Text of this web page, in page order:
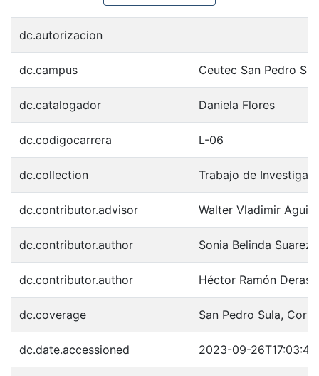
dc.autorizacion
dc.campus Ceutec San Pedro
dc.catalogador Daniela Flores
dc.codigocarrera L-06
dc.collection Trabajo de
dc.contributor.advisor Walter Vladimir
dc.contributor.author Sonia Belinda Suarez
dc.contributor.author Héctor Ramón Deras
dc.coverage San Pedro Sula,
dc.date.accessioned 2023-09-